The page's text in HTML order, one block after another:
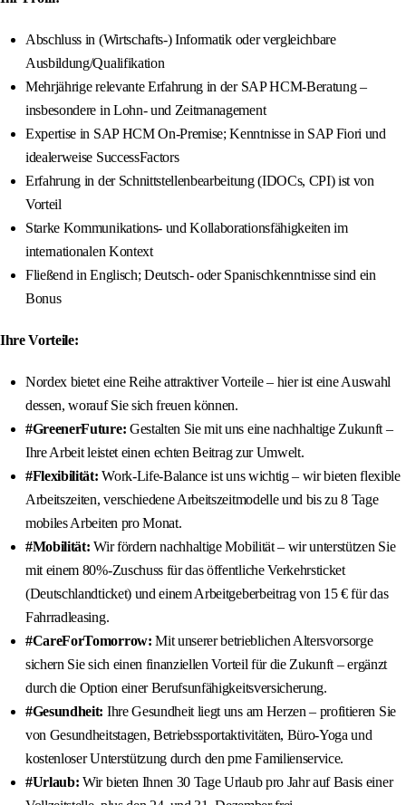
Abschluss in (Wirtschafts-) Informatik oder vergleichbare
Ausbildung/Qualifikation
Mehrjährige relevante Erfahrung in der SAP HCM-Beratung –
insbesondere in Lohn- und Zeitmanagement
Expertise in SAP HCM On-Premise; Kenntnisse in SAP Fiori und
idealerweise SuccessFactors
Erfahrung in der Schnittstellenbearbeitung (IDOCs, CPI) ist von
Vorteil
Starke Kommunikations- und Kollaborationsfähigkeiten im
internationalen Kontext
Fließend in Englisch; Deutsch- oder Spanischkenntnisse sind ein
Bonus
Ihre Vorteile:
Nordex bietet eine Reihe attraktiver Vorteile – hier ist eine Auswahl
dessen, worauf Sie sich freuen können.
#GreenerFuture: Gestalten Sie mit uns eine nachhaltige Zukunft –
Ihre Arbeit leistet einen echten Beitrag zur Umwelt.
#Flexibilität: Work-Life-Balance ist uns wichtig – wir bieten flexible
Arbeitszeiten, verschiedene Arbeitszeitmodelle und bis zu 8 Tage
mobiles Arbeiten pro Monat.
#Mobilität: Wir fördern nachhaltige Mobilität – wir unterstützen Sie
mit einem 80%-Zuschuss für das öffentliche Verkehrsticket
(Deutschlandticket) und einem Arbeitgeberbeitrag von 15 € für das
Fahrradleasing.
#CareForTomorrow: Mit unserer betrieblichen Altersvorsorge
sichern Sie sich einen finanziellen Vorteil für die Zukunft – ergänzt
durch die Option einer Berufsunfähigkeitsversicherung.
#Gesundheit: Ihre Gesundheit liegt uns am Herzen – profitieren Sie
von Gesundheitstagen, Betriebssportaktivitäten, Büro-Yoga und
kostenloser Unterstützung durch den pme Familienservice.
#Urlaub: Wir bieten Ihnen 30 Tage Urlaub pro Jahr auf Basis einer